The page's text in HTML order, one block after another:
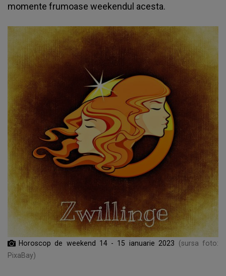
momente frumoase weekendul acesta.
Horoscop de weekend 14 - 15 ianuarie 2023
(sursa foto:
PixaBay)